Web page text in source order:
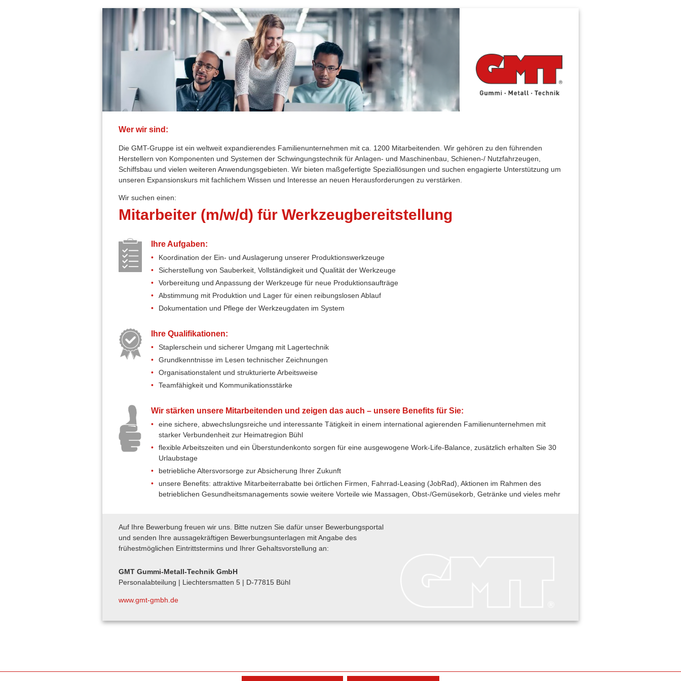
Wer wir sind:
Die GMT-Gruppe ist ein weltweit expandierendes Familienunternehmen mit ca. 1200 Mitarbeitenden. Wir gehören zu den führenden
Herstellern von Komponenten und Systemen der Schwingungstechnik für Anlagen- und Maschinenbau, Schienen-/ Nutzfahrzeugen,
Schiffsbau und vielen weiteren Anwendungsgebieten. Wir bieten maßgefertigte Speziallösungen und suchen engagierte Unterstützung um
unseren Expansionskurs mit fachlichem Wissen und Interesse an neuen Herausforderungen zu verstärken.
Wir suchen einen:
Mitarbeiter (m/w/d) für Werkzeugbereitstellung
Ihre Aufgaben:
Koordination der Ein- und Auslagerung unserer Produktionswerkzeuge
Sicherstellung von Sauberkeit, Vollständigkeit und Qualität der Werkzeuge
Vorbereitung und Anpassung der Werkzeuge für neue Produktionsaufträge
Abstimmung mit Produktion und Lager für einen reibungslosen Ablauf
Dokumentation und Pflege der Werkzeugdaten im System
Ihre Qualifikationen:
Staplerschein und sicherer Umgang mit Lagertechnik
Grundkenntnisse im Lesen technischer Zeichnungen
Organisationstalent und strukturierte Arbeitsweise
Teamfähigkeit und Kommunikationsstärke
Wir stärken unsere Mitarbeitenden und zeigen das auch – unsere Benefits für Sie:
eine sichere, abwechslungsreiche und interessante Tätigkeit in einem international agierenden Familienunternehmen mit
starker Verbundenheit zur Heimatregion Bühl
flexible Arbeitszeiten und ein Überstundenkonto sorgen für eine ausgewogene Work-Life-Balance, zusätzlich erhalten Sie 30
Urlaubstage
betriebliche Altersvorsorge zur Absicherung Ihrer Zukunft
unsere Benefits: attraktive Mitarbeiterrabatte bei örtlichen Firmen, Fahrrad-Leasing (JobRad), Aktionen im Rahmen des
betrieblichen Gesundheitsmanagements sowie weitere Vorteile wie Massagen, Obst-/Gemüsekorb, Getränke und vieles mehr
Auf Ihre Bewerbung freuen wir uns. Bitte nutzen Sie dafür unser Bewerbungsportal
und senden Ihre aussagekräftigen Bewerbungsunterlagen mit Angabe des
frühestmöglichen Eintrittstermins und Ihrer Gehaltsvorstellung an:
GMT Gummi-Metall-Technik GmbH
Personalabteilung | Liechtersmatten 5 | D-77815 Bühl
www.gmt-gmbh.de